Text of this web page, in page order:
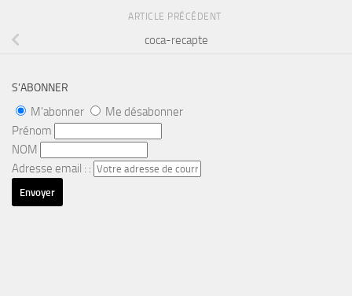
ARTICLE PRÉCÉDENT
coca-recapte
S’ABONNER
M'abonner
Me désabonner
Prénom
NOM
Adresse email : :